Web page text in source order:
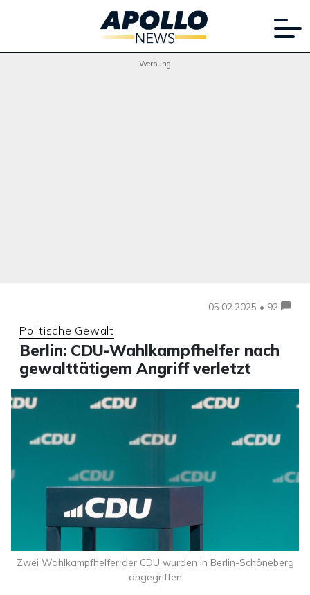
Werbung
05.02.2025 • 92
Politische Gewalt
Berlin: CDU-Wahlkampfhelfer nach
gewalttätigem Angriff verletzt
Zwei Wahlkampfhelfer der CDU wurden in Berlin-Schöneberg
angegriffen